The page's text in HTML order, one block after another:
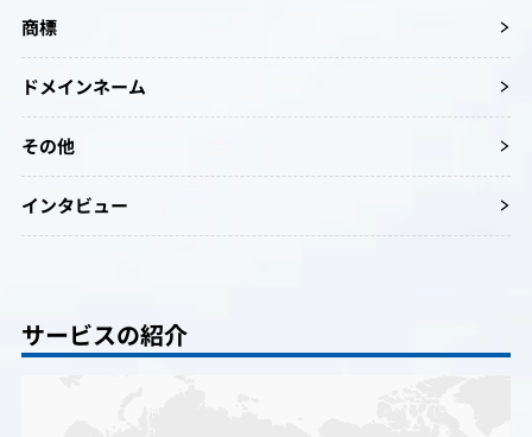
商標
ドメインネーム
その他
インタビュー
サービスの紹介